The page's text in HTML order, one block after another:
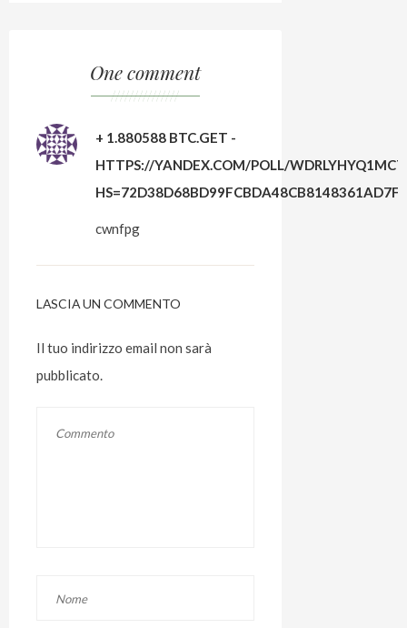
One comment
///////////////
+ 1.880588 BTC.GET -
HTTPS://YANDEX.COM/POLL/
cwnfpg
LASCIA UN COMMENTO
Il tuo indirizzo email non sarà
pubblicato.